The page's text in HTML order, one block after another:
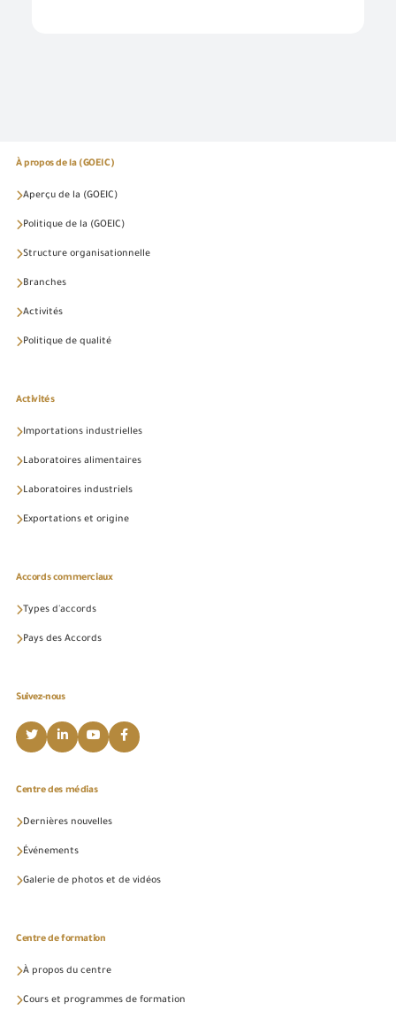
À propos de la (GOEIC)
Aperçu de la (GOEIC)
Politique de la (GOEIC)
Structure organisationnelle
Branches
Activités
Politique de qualité
Activités
Importations industrielles
Laboratoires alimentaires
Laboratoires industriels
Exportations et origine
Accords commerciaux
Types d'accords
Pays des Accords
Suivez-nous
Centre des médias
Dernières nouvelles
Événements
Galerie de photos et de vidéos
Centre de formation
À propos du centre
Cours et programmes de formation